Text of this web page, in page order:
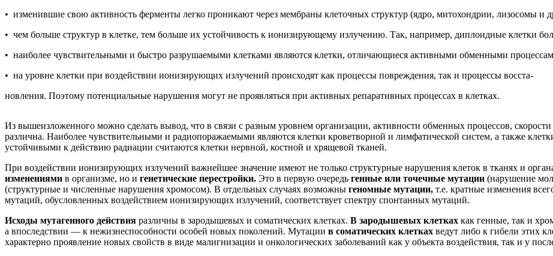
• изменившие свою активность ферменты легко проникают через мембраны клеточных структур (ядро, митохондрии, лизосомы и
• чем больше структур в клетке, тем больше их устойчивость к ионизирующему излучению. Так, например, диплоидные клетки
• наиболее чувствительными и быстро разрушаемыми клетками являются клетки, отличающиеся активными обменными
• на уровне клетки при воздействии ионизирующих излучений происходят как процессы повреждения, так и процессы восста-
новления. Поэтому потенциальные нарушения могут не проявляться при активных репаративных процессах в клетках.
Из вышеизложенного можно сделать вывод, что в связи с разным уровнем организации, активности обменных процессов, скорости
различна. Наиболее чувствительными и радиопоражаемыми являются клетки кроветворной и лимфатической систем, а также
устойчивыми к действию радиации считаются клетки нервной, костной и хрящевой тканей.
При воздействии ионизирующих излучений важнейшее значение имеют не только структурные нарушения клеток в тканях и
изменениями в организме, но и генетические перестройки. Это в первую очередь генные или точечные мутации (нарушение
(структурные и численные нарушения хромосом). В отдельных случаях возможны геномные мутации, т.е. кратные изменения
мутаций, обусловленных воздействием ионизирующих излучений, соответствует спектру спонтанных мутаций.
Исходы мутагенного действия различны в зародышевых и соматических клетках. В зародышевых клетках как генные, так и
а впоследствии — к нежизнеспособности особей новых поколений. Мутации в соматических клетках ведут либо к гибели этих
характерно проявление новых свойств в виде малигнизации и онкологических заболеваний как у объекта воздействия, так и у